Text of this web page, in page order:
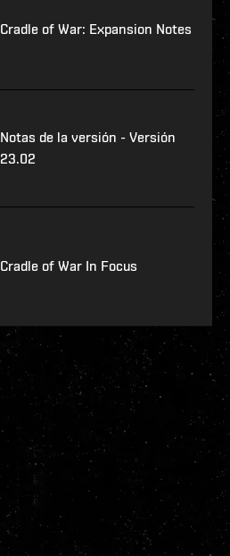
Cradle of War: Expansion Notes
Notas de la versión - Versión
23.02
Cradle of War In Focus